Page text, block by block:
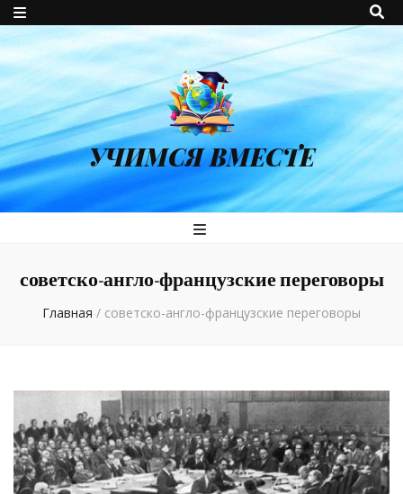
УЧИМСЯ ВМЕСТЕ
советско-англо-французские переговоры
Главная / советско-англо-французские переговоры